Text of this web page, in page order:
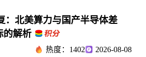
：北美算力与国产半导体差
的解析
热度：1402 2026-08-08